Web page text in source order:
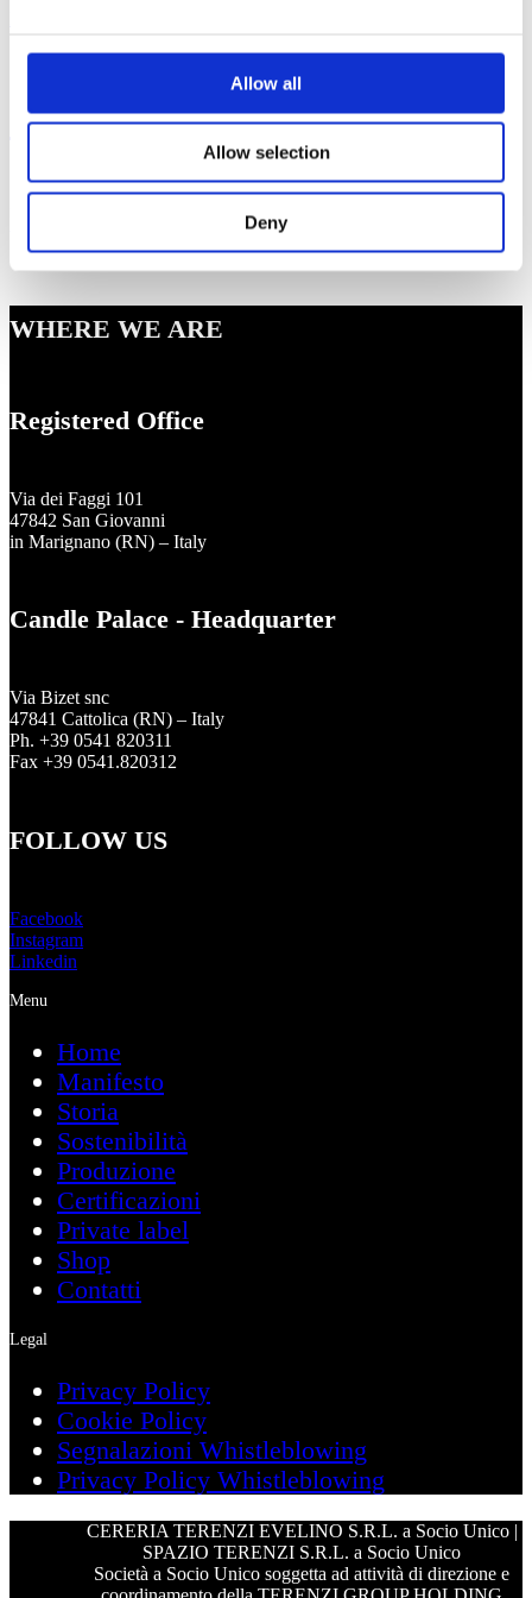
Allow all
Allow selection
Deny
Cereria Terenzi per il secondo anno
premiata da Industria Felix
WHERE WE ARE
Registered Office
Via dei Faggi 101
47842 San Giovanni
in Marignano (RN) – Italy
Candle Palace - Headquarter
Via Bizet snc
47841 Cattolica (RN) – Italy
Ph. +39 0541 820311
Fax +39 0541.820312
FOLLOW US
Facebook
Instagram
Linkedin
Menu
Home
Manifesto
Storia
Sostenibilità
Produzione
Certificazioni
Private label
Shop
Contatti
Legal
Privacy Policy
Cookie Policy
Segnalazioni Whistleblowing
Privacy Policy Whistleblowing
CERERIA TERENZI EVELINO S.R.L. a Socio Unico |
SPAZIO TERENZI S.R.L. a Socio Unico
Società a Socio Unico soggetta ad attività di direzione e